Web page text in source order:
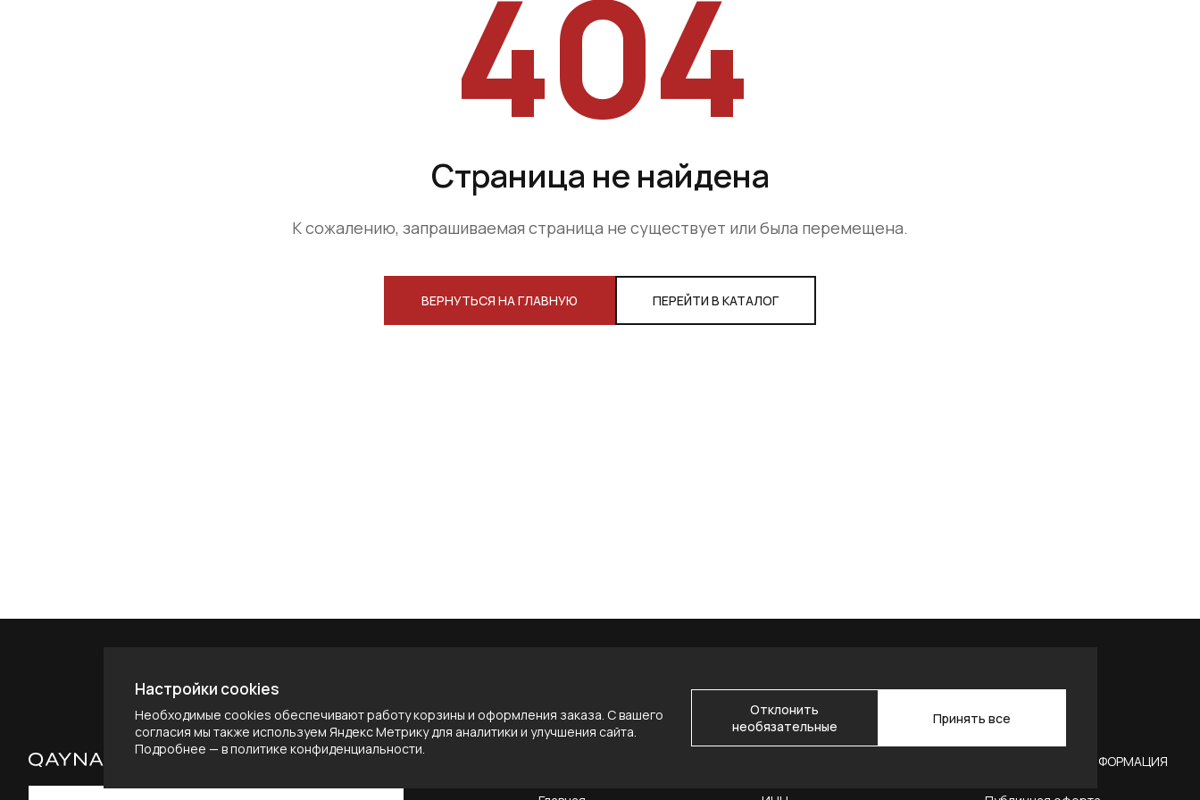
404
Страница не найдена
К сожалению, запрашиваемая страница не существует или была перемещена.
ВЕРНУТЬСЯ НА ГЛАВНУЮ ПЕРЕЙТИ В КАТАЛОГ
ЮРИДИЧЕСКАЯ ИНФОРМАЦИЯ
Настройки cookies
Необходимые cookies обеспечивают работу корзины и оформления заказа. С вашего
согласия мы также используем Яндекс Метрику для аналитики и улучшения сайта.
Подробнее — вполитике конфиденциальности.
Отклонить
необязательные
Принять все